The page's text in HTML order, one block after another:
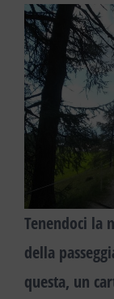
Tenendoci la
della
questa, un